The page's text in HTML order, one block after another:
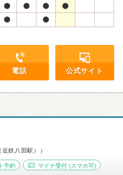
電話 公式サイト
鉄八田駅））
予約 マイナ受付 (スマホ可)